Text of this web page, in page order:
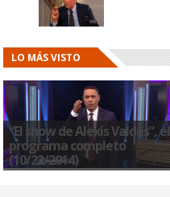
LO MÁS VISTO
“El show de Alexis Valdés”, el
programa completo
(10/22/2014)